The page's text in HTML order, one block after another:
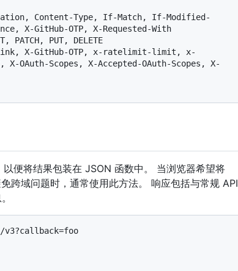
Content-Type, If-Match, If-Modified-
X-GitHub-OTP, X-Requested-With
PATCH, PUT, DELETE
Link, X-GitHub-OTP, x-ratelimit-limit, x-
Scopes, X-Accepted-OAuth-Scopes, X-
以便将结果包装在 JSON 函数中。 当浏览器希望将
跨域问题时，通常使用此方法。 响应包括与常规 API
v3?callback=foo